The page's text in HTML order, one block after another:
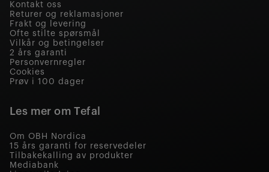
Kontakt oss
Returer og reklamasjoner
Frakt og levering
Ofte stilte spørsmål
Vilkår og betingelser
2 års garanti
Personvernregler
Cookies
Prøv i 100 dager
Les mer om Tefal
Om OBH Nordica
15 års garanti for reservedeler
Tilbakekalling av produkter
Mediabank